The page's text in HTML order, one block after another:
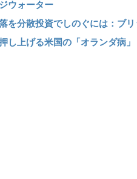
ウォーター
を分散投資でしのぐには：ブ
し上げる米国の「オランダ病